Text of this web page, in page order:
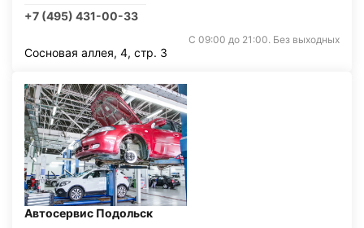
+7 (495) 431-00-33
С 09:00 до 21:00. Без выходных
Сосновая аллея, 4, стр. 3
Автосервис Подольск